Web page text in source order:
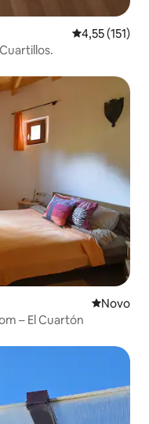
Prosječna
4,55 (151)
Novi
Novo
– El Cuartón